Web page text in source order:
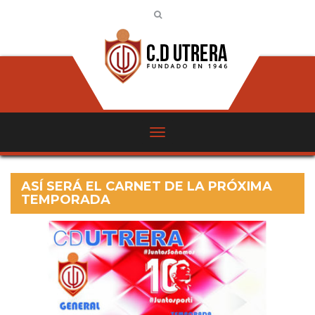
ASÍ SERÁ EL CARNET DE LA PRÓXIMA
TEMPORADA